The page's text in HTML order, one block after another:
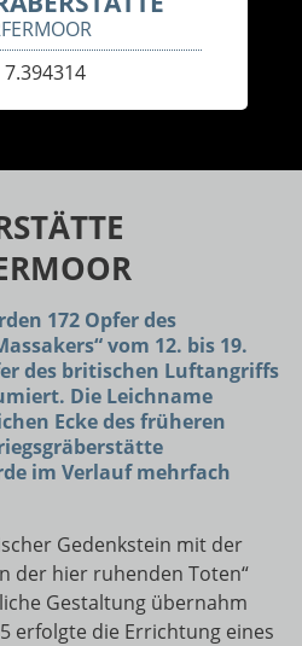
172 Opfer des
vom 12. bis 19.
des britischen Luftangriffs
Die Leichname
Ecke des früheren
im Verlauf mehrfach
Gedenkstein mit der
der hier ruhenden Toten“
Gestaltung übernahm
erfolgte die Errichtung eines